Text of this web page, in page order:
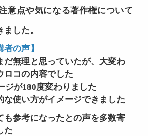
意点や気になる著作権について
した。
者の声】
だ無理と思っていたが、大変わ
ロコの内容でした
ジが180度変わりました
な使い方がイメージできました
も参考になったとの声を多数寄
た